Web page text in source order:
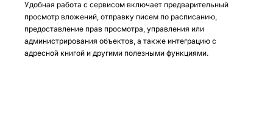
Удобная работа с сервисом включает предварительный
просмотр вложений, отправку писем по расписанию,
предоставление прав просмотра, управления или
администрирования объектов, а также интеграцию с
адресной книгой и другими полезными функциями.